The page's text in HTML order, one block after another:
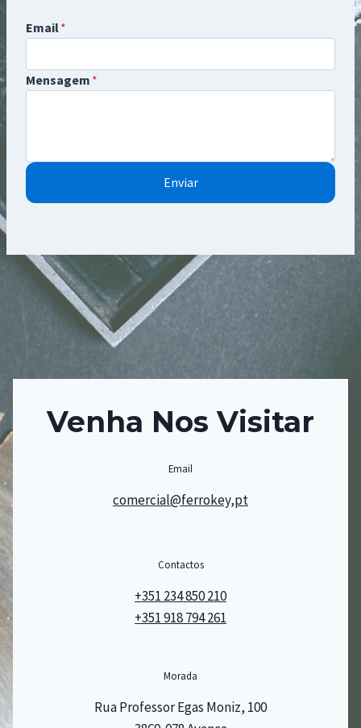
Email*
Mensagem *
Enviar
Venha Nos Visitar
Email
comercial@ferrokey,pt
Contactos
+351 234 850 210
+351 918 794 261
Morada
Rua Professor Egas Moniz, 100